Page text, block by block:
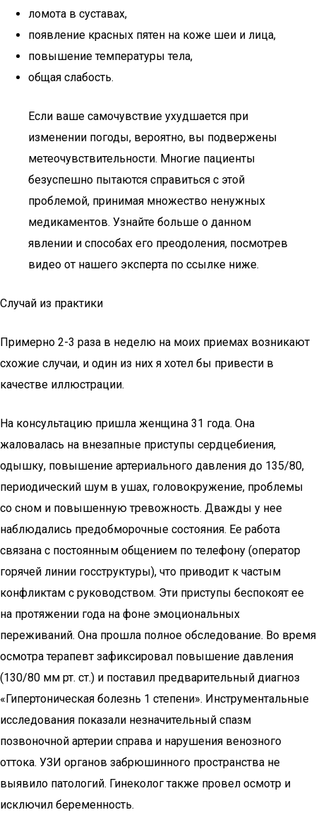
ломота в суставах,
появление красных пятен на коже шеи и лица,
повышение температуры тела,
общая слабость.
Если ваше самочувствие ухудшается при
изменении погоды, вероятно, вы подвержены
метеочувствительности. Многие пациенты
безуспешно пытаются справиться с этой
проблемой, принимая множество ненужных
медикаментов. Узнайте больше о данном
явлении и способах его преодоления, посмотрев
видео от нашего эксперта по ссылке ниже.
Случай из практики
Примерно 2-3 раза в неделю на моих приемах возникают
схожие случаи, и один из них я хотел бы привести в
качестве иллюстрации.
На консультацию пришла женщина 31 года. Она
жаловалась на внезапные приступы сердцебиения,
одышку, повышение артериального давления до 135/80,
периодический шум в ушах, головокружение, проблемы
со сном и повышенную тревожность. Дважды у нее
наблюдались предобморочные состояния. Ее работа
связана с постоянным общением по телефону (оператор
горячей линии госструктуры), что приводит к частым
конфликтам с руководством. Эти приступы беспокоят ее
на протяжении года на фоне эмоциональных
переживаний. Она прошла полное обследование. Во время
осмотра терапевт зафиксировал повышение давления
(130/80 мм рт. ст.) и поставил предварительный диагноз
«Гипертоническая болезнь 1 степени». Инструментальные
исследования показали незначительный спазм
позвоночной артерии справа и нарушения венозного
оттока. УЗИ органов забрюшинного пространства не
выявило патологий. Гинеколог также провел осмотр и
исключил беременность.